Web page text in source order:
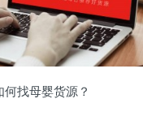
找母婴货源？